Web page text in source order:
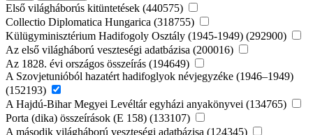
Első világháborús kitüntetések (440575)
Collectio Diplomatica Hungarica (318755)
Külügyminisztérium Hadifogoly Osztály (1945-1949) (292900)
Az első világháború veszteségi adatbázisa (200016)
Az 1828. évi országos összeírás (194649)
A Szovjetunióból hazatért hadifoglyok névjegyzéke (1946–1949)
(152193)
A Hajdú-Bihar Megyei Levéltár egyházi anyakönyvei (134765)
Porta (dika) összeírások (E 158) (133107)
A második világháború veszteségi adatbázisa (124345)